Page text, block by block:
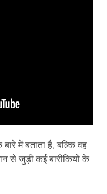
में बताता है, बल्कि वह
से जुड़ी कई बारीकियों के